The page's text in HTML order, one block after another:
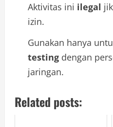
Aktivitas ini ilegal
izin.
Gunakan hanya
testing dengan
jaringan.
Related posts: